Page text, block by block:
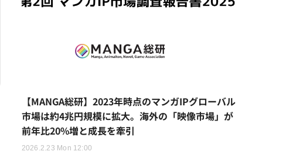
【MANGA総研】2023年時点のマンガIPグローバル
市場は約4兆円規模に拡大。海外の「映像市場」が
前年比20%増と成長を牽引
2026.2.23 Mon 12:00